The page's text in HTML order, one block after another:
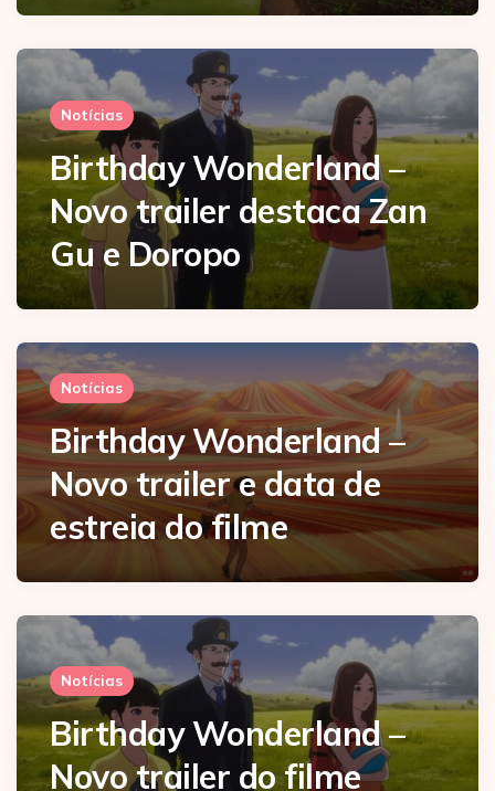
Notícias
Birthday Wonderland –
Novo trailer destaca Zan
Gu e Doropo
Notícias
Birthday Wonderland –
Novo trailer e data de
estreia do filme
Notícias
Birthday Wonderland –
Novo trailer do filme